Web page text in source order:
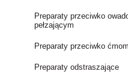
Preparaty przeciwko
pełzającym
Preparaty przeciwko ćmom
Preparaty odstraszające